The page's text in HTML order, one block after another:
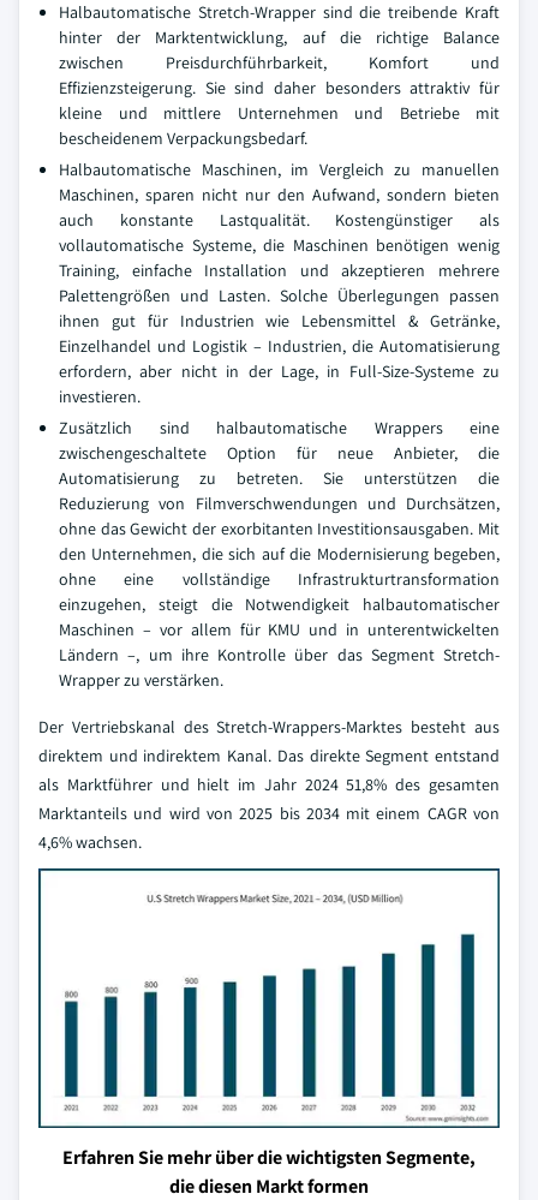
Halbautomatische Stretch-Wrapper sind die treibende Kraft
hinter der Marktentwicklung, auf die richtige Balance
zwischen Preisdurchführbarkeit, Komfort und
Effizienzsteigerung. Sie sind daher besonders attraktiv für
kleine und mittlere Unternehmen und Betriebe mit
bescheidenem Verpackungsbedarf.
Halbautomatische Maschinen, im Vergleich zu manuellen
Maschinen, sparen nicht nur den Aufwand, sondern bieten
auch konstante Lastqualität. Kostengünstiger als
vollautomatische Systeme, die Maschinen benötigen wenig
Training, einfache Installation und akzeptieren mehrere
Palettengrößen und Lasten. Solche Überlegungen passen
ihnen gut für Industrien wie Lebensmittel & Getränke,
Einzelhandel und Logistik – Industrien, die Automatisierung
erfordern, aber nicht in der Lage, in Full-Size-Systeme zu
investieren.
Zusätzlich sind halbautomatische Wrappers eine
zwischengeschaltete Option für neue Anbieter, die
Automatisierung zu betreten. Sie unterstützen die
Reduzierung von Filmverschwendungen und Durchsätzen,
ohne das Gewicht der exorbitanten Investitionsausgaben. Mit
den Unternehmen, die sich auf die Modernisierung begeben,
ohne eine vollständige Infrastrukturtransformation
einzugehen, steigt die Notwendigkeit halbautomatischer
Maschinen – vor allem für KMU und in unterentwickelten
Ländern –, um ihre Kontrolle über das Segment Stretch-
Wrapper zu verstärken.
Der Vertriebskanal des Stretch-Wrappers-Marktes besteht aus
direktem und indirektem Kanal. Das direkte Segment entstand
als Marktführer und hielt im Jahr 2024 51,8% des gesamten
Marktanteils und wird von 2025 bis 2034 mit einem CAGR von
4,6% wachsen.
Erfahren Sie mehr über die wichtigsten Segmente,
die diesen Markt formen